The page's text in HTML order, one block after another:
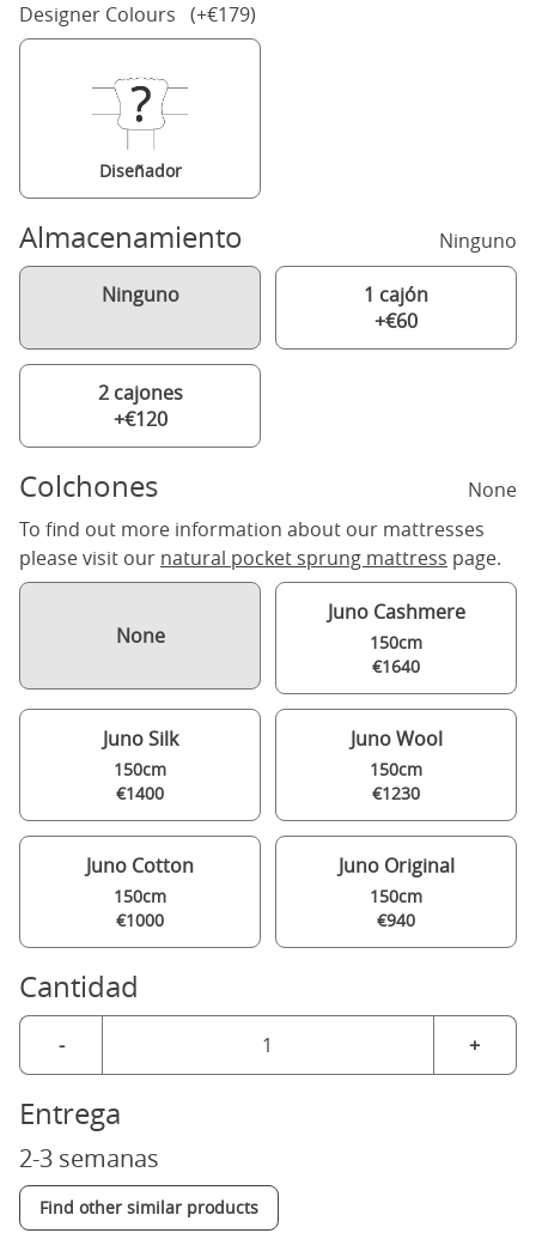
Designer Colours (+€179)
Diseñador
Almacenamiento Ninguno
Ninguno
1 cajón
+€60
2 cajones
+€120
Colchones
None
To find out more information about our mattresses
please visit our natural pocket sprung mattress page.
None
Juno Cashmere
150cm
€1640
Juno Silk
150cm
€1400
Juno Wool
150cm
€1230
Juno Cotton
150cm
€1000
Juno Original
150cm
€940
Cantidad
- +
Entrega
2-3 semanas
Find other similar products